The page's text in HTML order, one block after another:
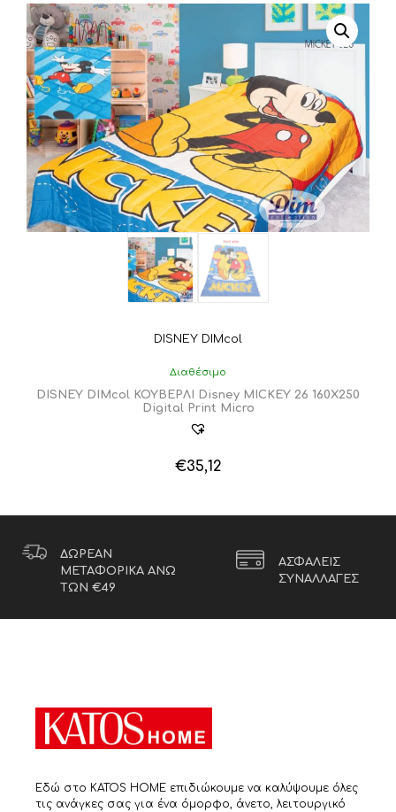
DISNEY DIMcol
Διαθέσιμο
DISNEY DIMcol ΚΟΥΒΕΡΛΙ Disney MICKEY 26 160Χ250
Digital Print Micro
€35,12
ΔΩΡΕΑΝ
ΜΕΤΑΦΟΡΙΚΑ ΑΝΩ
ΤΩΝ €49
ΑΣΦΑΛΕΙΣ
ΣΥΝΑΛΛΑΓΕΣ
Εδώ στο KATOS HOME επιδιώκουμε να καλύψουμε όλες
τις ανάγκες σας για ένα όμορφο, άνετο, λειτουργικό